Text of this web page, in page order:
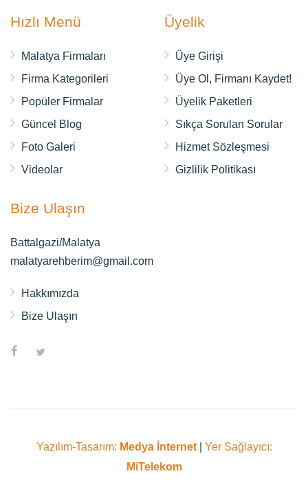
Hızlı Menü
Malatya Firmaları
Firma Kategorileri
Popüler Firmalar
Güncel Blog
Foto Galeri
Videolar
Üyelik
Üye Girişi
Üye Ol, Firmanı Kaydet!
Üyelik Paketleri
Sıkça Sorulan Sorular
Hizmet Sözleşmesi
Gizlilik Politikası
Bize Ulaşın
Battalgazi/Malatya
malatyarehberim@gmail.com
Hakkımızda
Bize Ulaşın
Yazılım-Tasarım: Medya İnternet| Yer Sağlayıcı:
MiTelekom